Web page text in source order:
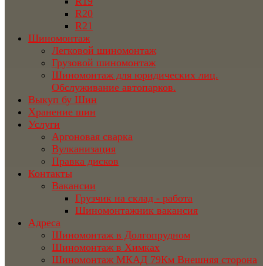
R20
R21
Шиномонтаж
Легковой шиномонтаж
Грузовой шиномонтаж
Шиномонтаж для юридических лиц.
Обслуживание автопарков.
Выкуп бу Шин
Хранение шин
Услуги
Аргоновая сварка
Вулканизация
Правка дисков
Контакты
Вакансии
Грузчик на склад - работа
Шиномонтажник вакансия
Адреса
Шиномонтаж в Долгопрудном
Шиномонтаж в Химках
Шиномонтаж МКАД 79Км Внешняя сторона